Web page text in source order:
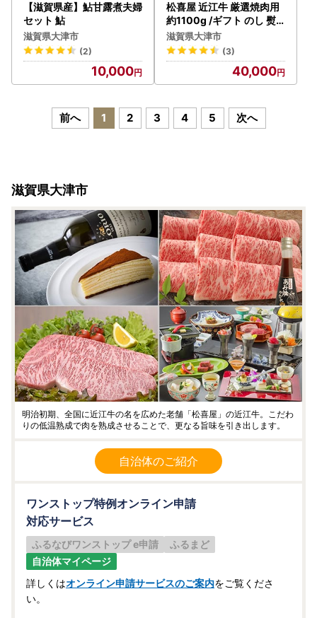
【滋賀県産】鮎甘露煮夫婦
セット 鮎
滋賀県大津市
(2)
10,000
松喜屋 近江牛 厳選焼肉用
約1100g /ギフト のし 熨
斗 お歳暮
滋賀県大津市
(3)
40,000
前へ 1 2 3 4 5 次へ
滋賀県大津市
明治初期、全国に近江牛の名を広めた老舗「松喜屋」の近江牛。こだわ
りの低温熟成で肉を熟成させることで、更なる旨味を引き出します。
自治体のご紹介
ワンストップ特例オンライン申請
対応サービス
ふるなびワンストップ e申請
ふるまど
自治体マイページ
詳しくはオンライン申請サービスのご案内をご覧くださ
い。